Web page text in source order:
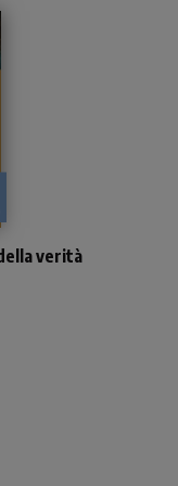
verità